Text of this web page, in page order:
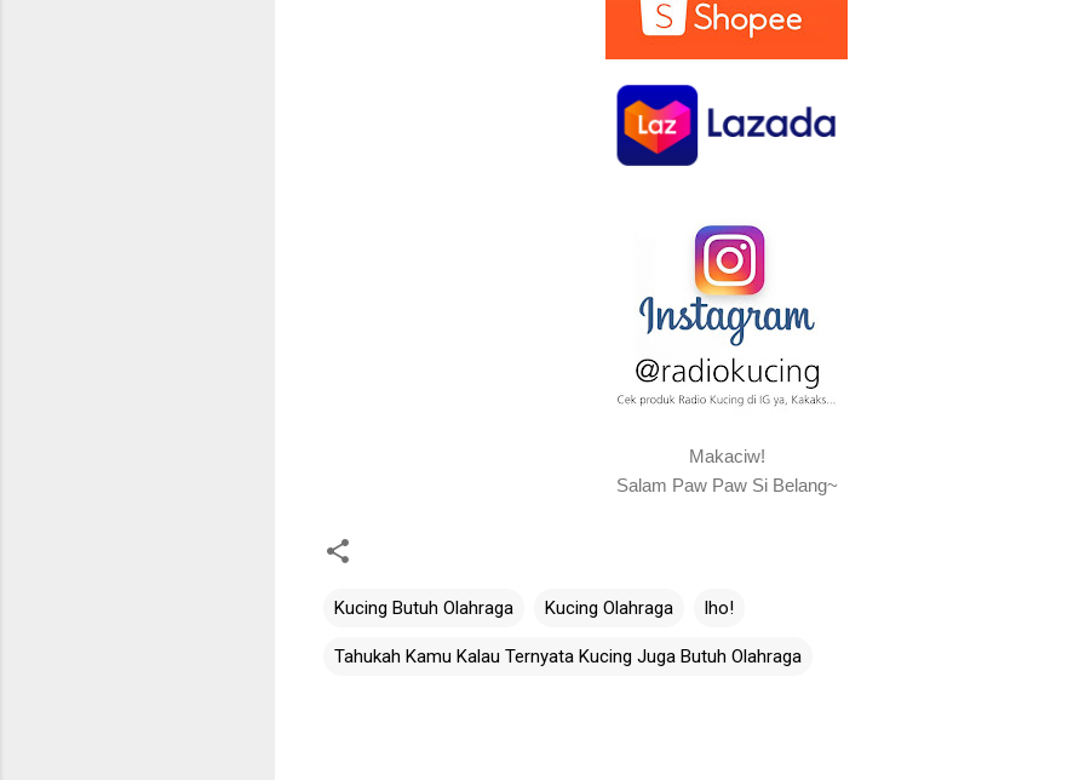
Makaciw!
Salam Paw Paw Si Belang~
Kucing Butuh Olahraga Kucing Olahraga lho!
Tahukah Kamu Kalau Ternyata Kucing Juga Butuh Olahraga